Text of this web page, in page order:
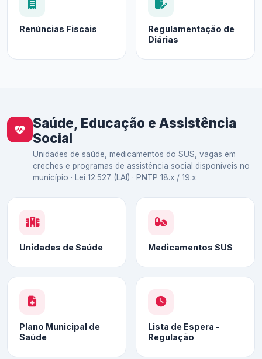
Renúncias Fiscais
Regulamentação de
Diárias
Saúde, Educação e Assistência
Social
Unidades de saúde, medicamentos do SUS, vagas em
creches e programas de assistência social disponíveis no
município · Lei 12.527 (LAI) · PNTP 18.x / 19.x
Unidades de Saúde Medicamentos SUS
Plano Municipal de
Saúde
Lista de Espera -
Regulação